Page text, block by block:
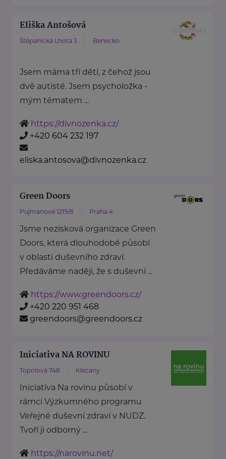
Eliška Antošová
Štěpanická Lhota 3 Benecko
Jsem máma tří dětí, z čehož jsou
dvě autisté. Jsem psycholožka -
mým tématem ...
https://divnozenka.cz/
+420 604 232 197
eliska.antosova@divnozenka.cz
Green Doors
Pujmanové 1219/8 Praha 4
Jsme nezisková organizace Green
Doors, která dlouhodobě působí
v oblasti duševního zdraví.
Předáváme naději, že s duševní ...
https://www.greendoors.cz/
+420 220 951 468
greendoors@greendoors.cz
Iniciativa NA ROVINU
Topolová 748 Klecany
Iniciativa Na rovinu působí v
rámci Výzkumného programu
Veřejné duševní zdraví v NUDZ.
Tvoří ji odborný ...
https://narovinu.net/